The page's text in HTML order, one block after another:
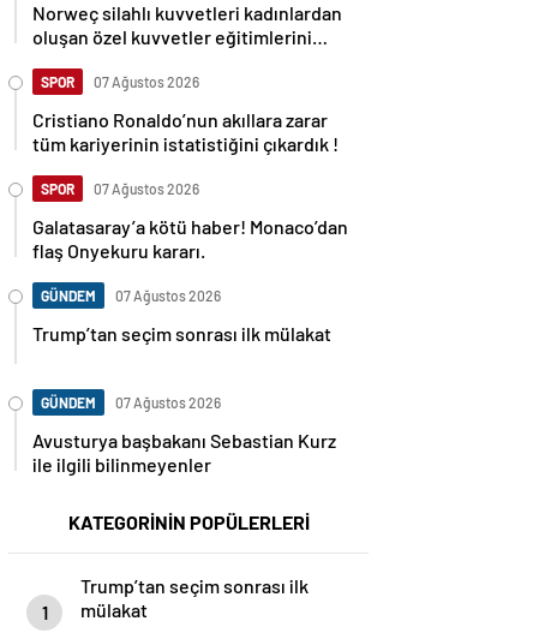
Norweç silahlı kuvvetleri kadınlardan
oluşan özel kuvvetler eğitimlerini
SPOR 07 Ağustos 2026
Cristiano Ronaldo’nun akıllara zarar
tüm kariyerinin istatistiğini çıkardık !
SPOR 07 Ağustos 2026
Galatasaray’a kötü haber! Monaco’dan
flaş Onyekuru kararı.
GÜNDEM 07 Ağustos 2026
Trump’tan seçim sonrası ilk mülakat
GÜNDEM 07 Ağustos 2026
Avusturya başbakanı Sebastian Kurz
ile ilgili bilinmeyenler
KATEGORİNİN POPÜLERLERİ
1
Trump’tan seçim sonrası ilk
mülakat